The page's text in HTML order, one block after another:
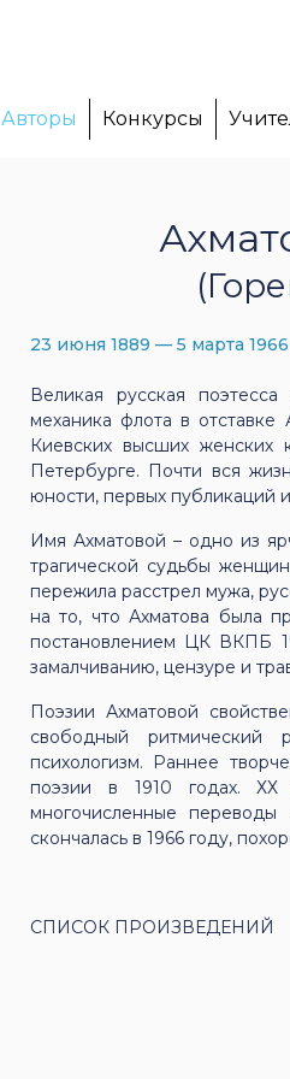
Авторы Конкурсы
23 июня 1889 — 5 марта 1966
Великая русская
механика флота в
Киевских высших женских
Петербурге. Почти вся
юности, первых публикаций
Имя Ахматовой – одно из
трагической судьбы
пережила расстрел мужа,
на то, что Ахматова была
постановлением ЦК ВКПБ
замалчиванию, цензуре и
Поэзии Ахматовой
свободный ритмический
психологизм. Раннее
поэзии в 1910 годах. ХХ
многочисленные
скончалась в 1966 году,
СПИСОК ПРОИЗВЕДЕНИЙ